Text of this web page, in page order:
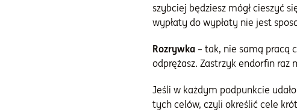
szybciej będziesz mógł cieszyć
wypłaty do wypłaty nie jest
Rozrywka – tak, nie samą pracą
odprężasz. Zastrzyk endorfin raz
Jeśli w każdym podpunkcie
tych celów, czyli określić cele